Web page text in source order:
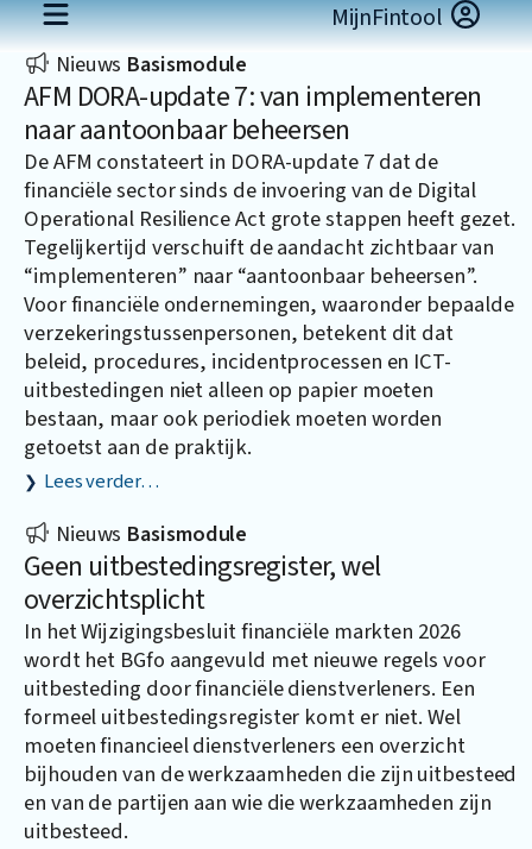
MijnFintool
Nieuws Basismodule
AFM DORA-update 7: van implementeren
naar aantoonbaar beheersen
De AFM constateert in DORA-update 7 dat de
financiële sector sinds de invoering van de Digital
Operational Resilience Act grote stappen heeft gezet.
Tegelijkertijd verschuift de aandacht zichtbaar van
“implementeren” naar “aantoonbaar beheersen”.
Voor financiële ondernemingen, waaronder bepaalde
verzekeringstussenpersonen, betekent dit dat
beleid, procedures, incidentprocessen en ICT-
uitbestedingen niet alleen op papier moeten
bestaan, maar ook periodiek moeten worden
getoetst aan de praktijk.
Lees verder…
Nieuws Basismodule
Geen uitbestedingsregister, wel
overzichtsplicht
In het Wijzigingsbesluit financiële markten 2026
wordt het BGfo aangevuld met nieuwe regels voor
uitbesteding door financiële dienstverleners. Een
formeel uitbestedingsregister komt er niet. Wel
moeten financieel dienstverleners een overzicht
bijhouden van de werkzaamheden die zijn uitbesteed
en van de partijen aan wie die werkzaamheden zijn
uitbesteed.